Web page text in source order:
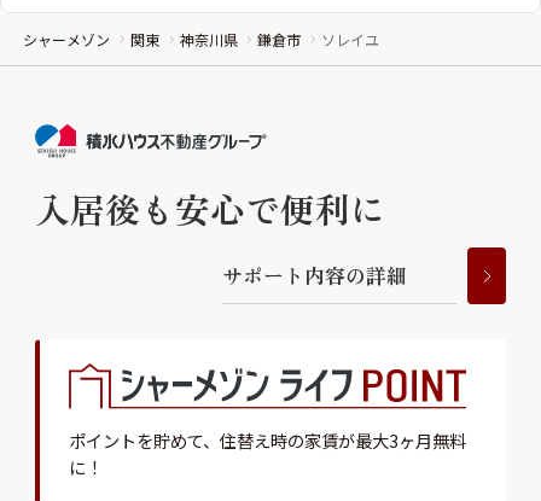
シャーメゾン 関東 神奈川県 鎌倉市 ソレイユ
入居後も安心で便利に
サポー ト 内容の詳細
ポイントを貯めて、 住替え時の家賃が最大3ヶ月無料
に！